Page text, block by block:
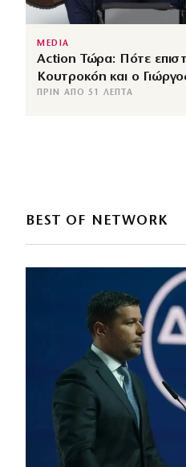
MEDIA
Action Τώρα: Πότε
Κουτροκόη και ο
ΠΡΙΝ ΑΠΌ 51 ΛΕΠΤΆ
BEST OF NETWORK